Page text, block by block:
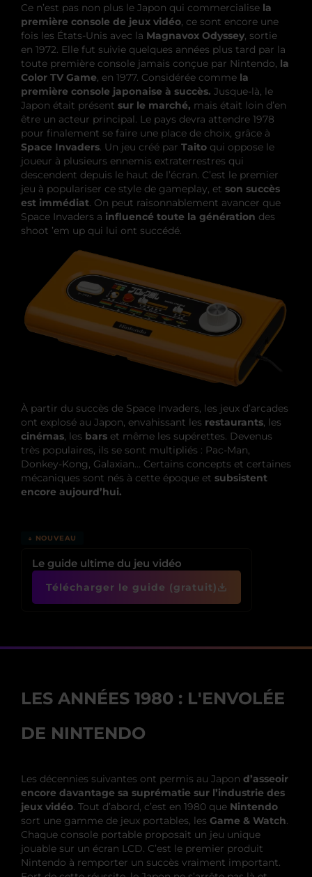
Ce n’est pas non plus le Japon qui commercialise la
première console de jeux vidéo, ce sont encore une
fois les États-Unis avec la Magnavox Odyssey, sortie
en 1972. Elle fut suivie quelques années plus tard par la
toute première console jamais conçue par Nintendo, la
Color TV Game, en 1977. Considérée comme la
première console japonaise à succès. Jusque-là, le
Japon était présent sur le marché, mais était loin d’en
être un acteur principal. Le pays devra attendre 1978
pour finalement se faire une place de choix, grâce à
Space Invaders. Un jeu créé par Taito qui oppose le
joueur à plusieurs ennemis extraterrestres qui
descendent depuis le haut de l’écran. C’est le premier
jeu à populariser ce style de gameplay, et son succès
est immédiat. On peut raisonnablement avancer que
Space Invaders a influencé toute la génération des
shoot ’em up qui lui ont succédé.
À partir du succès de Space Invaders, les jeux d’arcades
ont explosé au Japon, envahissant les restaurants, les
cinémas, les bars et même les supérettes. Devenus
très populaires, ils se sont multipliés : Pac-Man,
Donkey-Kong, Galaxian… Certains concepts et certaines
mécaniques sont nés à cette époque et subsistent
encore aujourd’hui.
↓ NOUVEAU
Le guide ultime du jeu vidéo
Télécharger le guide (gratuit)
LES ANNÉES 1980 : L'ENVOLÉE
DE NINTENDO
Les décennies suivantes ont permis au Japon d’asseoir
encore davantage sa suprématie sur l’industrie des
jeux vidéo. Tout d’abord, c’est en 1980 que Nintendo
sort une gamme de jeux portables, les Game & Watch.
Chaque console portable proposait un jeu unique
jouable sur un écran LCD. C’est le premier produit
Nintendo à remporter un succès vraiment important.